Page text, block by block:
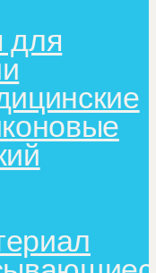
для